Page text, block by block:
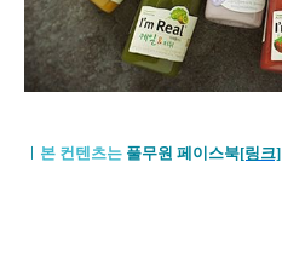
본 컨텐츠는 풀무원 페이스북[링크]